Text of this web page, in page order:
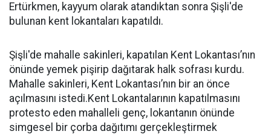
Ertürkmen, kayyum olarak atandıktan sonra Şişli'de
bulunan kent lokantaları kapatıldı.
Şişli'de mahalle sakinleri, kapatılan Kent Lokantası’nın
önünde yemek pişirip dağıtarak halk sofrası kurdu.
Mahalle sakinleri, Kent Lokantası’nın bir an önce
açılmasını istedi.Kent Lokantalarının kapatılmasını
protesto eden mahalleli genç, lokantanın önünde
simgesel bir çorba dağıtımı gerçekleştirmek